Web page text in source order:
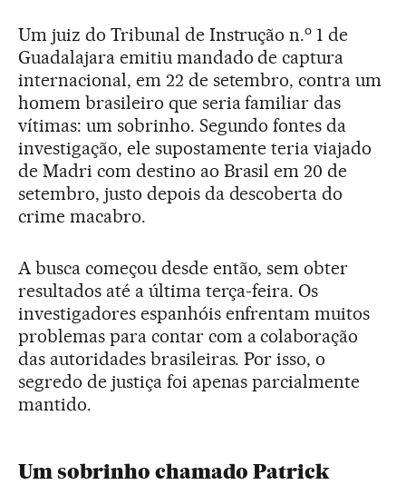
Um juiz do Tribunal de Instrução n.o 1 de
Guadalajara emitiu mandado de captura
internacional, em 22 de setembro, contra um
homem brasileiro que seria familiar das
vítimas: um sobrinho. Segundo fontes da
investigação, ele supostamente teria viajado
de Madri com destino ao Brasil em 20 de
setembro, justo depois da descoberta do
crime macabro.
A busca começou desde então, sem obter
resultados até a última terça-feira. Os
investigadores espanhóis enfrentam muitos
problemas para contar com a colaboração
das autoridades brasileiras. Por isso, o
segredo de justiça foi apenas parcialmente
mantido.
Um sobrinho chamado Patrick